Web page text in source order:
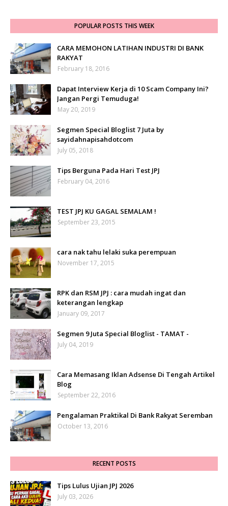
POPULAR POSTS THIS WEEK
CARA MEMOHON LATIHAN INDUSTRI DI BANK
RAKYAT
February 18, 2016
Dapat Interview Kerja di 10 Scam Company Ini?
Jangan Pergi Temuduga!
May 20, 2019
Segmen Special Bloglist 7 Juta by
sayidahnapisahdotcom
July 05, 2018
Tips Berguna Pada Hari Test JPJ
February 04, 2016
TEST JPJ KU GAGAL SEMALAM !
September 23, 2015
cara nak tahu lelaki suka perempuan
November 17, 2015
RPK dan RSM JPJ : cara mudah ingat dan
keterangan lengkap
January 09, 2017
Segmen 9 Juta Special Bloglist - TAMAT -
July 04, 2019
Cara Memasang Iklan Adsense Di Tengah Artikel
Blog
September 22, 2016
Pengalaman Praktikal Di Bank Rakyat Seremban
October 13, 2016
RECENT POSTS
Tips Lulus Ujian JPJ 2026
July 03, 2026